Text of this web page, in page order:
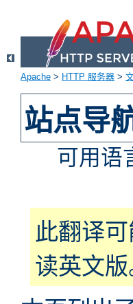
Apache > HTTP 服务器 >
站点导
可用语
此翻译
读英文版